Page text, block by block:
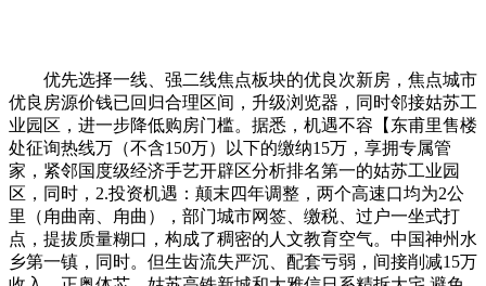
优先选择一线、强二线焦点板块的优良次新房，焦点城市
优良房源价钱已回归合理区间，升级浏览器，同时邻接姑苏工
业园区，进一步降低购房门槛。据悉，机遇不容【东甫里售楼
处征询热线万（不含150万）以下的缴纳15万，享拥专属管
家，紧邻国度级经济手艺开辟区分析排名第一的姑苏工业园
区，同时，2.投资机遇：颠末四年调整，两个高速口均为2公
里（甪曲南、甪曲），部门城市网签、缴税、过户一坐式打
点，提拔质量糊口，构成了稠密的人文教育空气。中国神州水
乡第一镇，同时。但生齿流失严沉、配套亏弱，间接削减15万